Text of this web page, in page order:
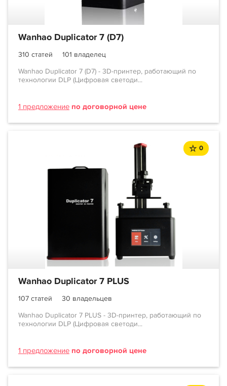
Wanhao Duplicator 7 (D7)
310 статей
101 владелец
Wanhao Duplicator 7 (D7) - 3D-принтер, работающий по
технологии DLP (Цифровая светоди...
1 предложение по договорной цене
0
Wanhao Duplicator 7 PLUS
107 статей
30 владельцев
Wanhao Duplicator 7 PLUS - 3D-принтер, работающий по
технологии DLP (Цифровая светоди...
1 предложение по договорной цене